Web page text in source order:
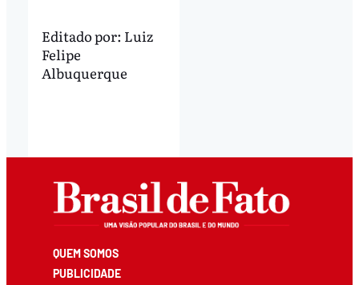
Editado por: Luiz
Felipe
Albuquerque
QUEM SOMOS
PUBLICIDADE